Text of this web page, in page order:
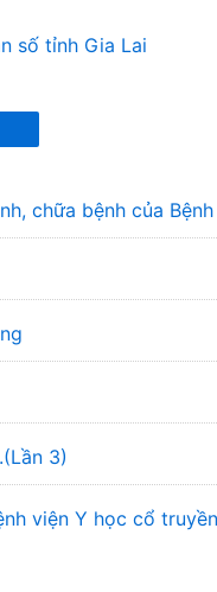
số tỉnh Gia Lai
chữa bệnh của
3)
viện Y học cổ